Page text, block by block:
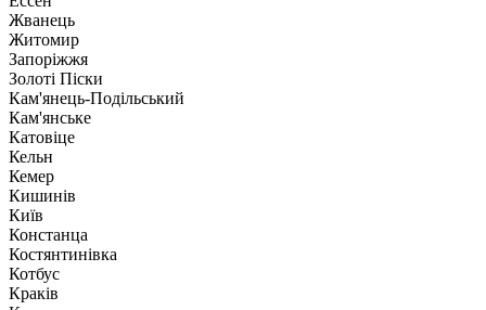
Жванець
Житомир
Запоріжжя
Золоті Піски
Кам'янець-Подільський
Кам'янське
Катовіце
Кельн
Кемер
Кишинів
Київ
Констанца
Костянтинівка
Котбус
Краків